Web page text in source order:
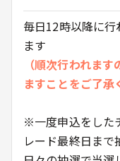
毎日12時以降に
ます
（順次行われま
ますことをご了承
※一度申込をした
レード最終日まで